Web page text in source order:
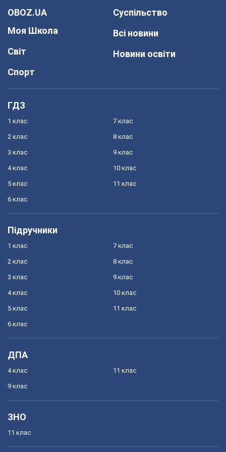
OBOZ.UA
Моя Школа
Світ
Спорт
Суспільство
Всі новини
Новини освіти
ГДЗ
1 клас
2 клас
3 клас
4 клас
5 клас
6 клас
7 клас
8 клас
9 клас
10 клас
11 клас
Підручники
1 клас
2 клас
3 клас
4 клас
5 клас
6 клас
7 клас
8 клас
9 клас
10 клас
11 клас
ДПА
4 клас
9 клас
11 клас
ЗНО
11 клас